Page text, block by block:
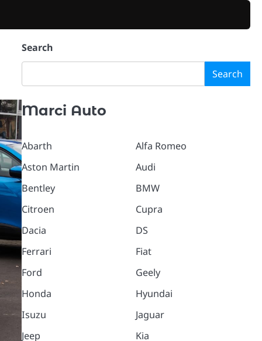
Search
Search
Marci Auto
Abarth
Aston Martin
Bentley
Citroen
Dacia
Ferrari
Ford
Honda
Isuzu
Jeep
Alfa Romeo
Audi
BMW
Cupra
DS
Fiat
Geely
Hyundai
Jaguar
Kia